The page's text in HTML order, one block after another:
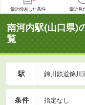
最近検索した条件 最近見
南河内駅(山口県)
覧
駅 錦川鉄道錦川
条件 指定なし